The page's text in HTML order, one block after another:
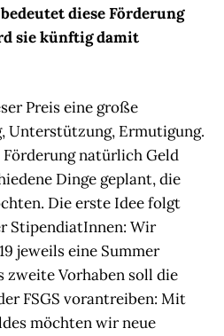
diese Förderung
sie künftig damit
Preis eine große
Unterstützung, Ermutigung.
natürlich Geld
Dinge geplant, die
Die erste Idee folgt
StipendiatInnen: Wir
jeweils eine Summer
zweite Vorhaben soll die
FSGS vorantreiben: Mit
möchten wir neue